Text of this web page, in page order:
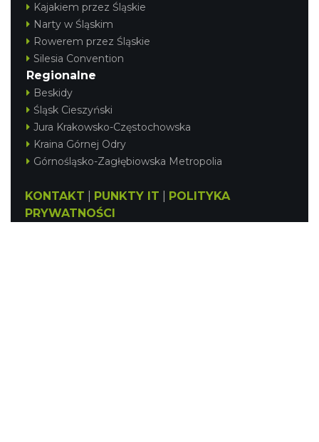
Kajakiem przez Śląskie
Narty w Śląskim
Rowerem przez Śląskie
Silesia Convention
Regionalne
Beskidy
Śląsk Cieszyński
Jura Krakowsko-Częstochowska
Kraina Górnej Odry
Górnośląsko-Zagłębiowska Metropolia
KONTAKT PUNKTY IT
POLITYKA
PRYWATNOŚCI